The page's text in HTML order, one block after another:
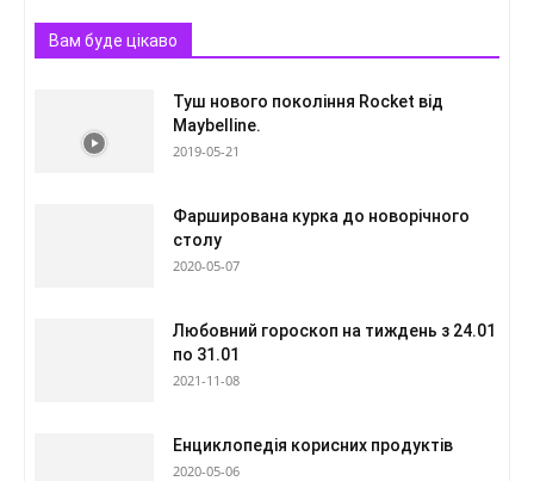
Вам буде цікаво
Туш нового покоління Rocket від
Maybelline.
2019-05-21
Фарширована курка до новорічного
столу
2020-05-07
Любовний гороскоп на тиждень з 24.01
по 31.01
2021-11-08
Енциклопедія корисних продуктів
2020-05-06